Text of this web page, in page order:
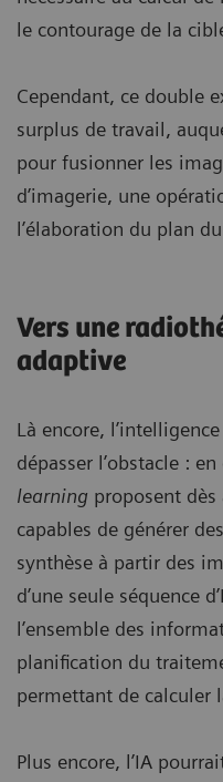
le contourage de la
Cependant, ce double
surplus de travail,
pour fusionner les
d’imagerie, une
l’élaboration du plan
Vers une
adaptive
Là encore,
dépasser l’obstacle :
learning proposent dès
capables de générer
synthèse à partir des
d’une seule séquence
l’ensemble des
planification du
permettant de calculer
Plus encore, l’IA